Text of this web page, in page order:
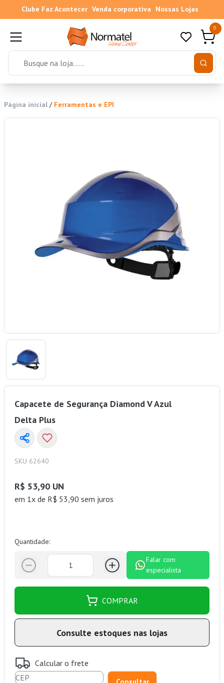
Clube Faz Acontecer Venda corporativa Nossas Lojas
0
Página inicial / Ferramentas e EPI
Capacete de Segurança Diamond V Azul
Delta Plus
SKU 62640
R$ 53,90 UN
em 1x de R$ 53,90 sem juros
Quantidade:
Falar com
especialista
COMPRAR
Consulte estoques nas lojas
Calcular o frete